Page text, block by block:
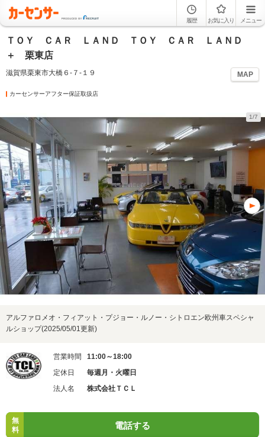
履歴 お気に入り メニュー
ＴＯＹ ＣＡＲ ＬＡＮＤ ＴＯＹ ＣＡＲ ＬＡＮＤ
＋ 栗東店
滋賀県栗東市大橋６‐７‐１９ MAP
カーセンサーアフター保証取扱店
1/7
アルファロメオ・フィアット・プジョー・ルノー・シトロエン欧州車スペシャ
ルショップ(2025/05/01更新)
営業時間
11:00～18:00
定休日
毎週月・火曜日
法人名
株式会社ＴＣＬ
無
料
電話する